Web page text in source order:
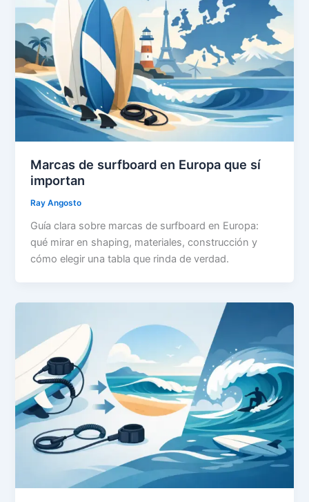
Marcas de surfboard en Europa que sí
importan
Ray Angosto
Guía clara sobre marcas de surfboard en Europa:
qué mirar en shaping, materiales, construcción y
cómo elegir una tabla que rinda de verdad.